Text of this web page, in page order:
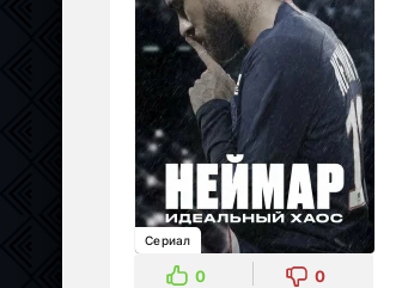
Сериал
0 0